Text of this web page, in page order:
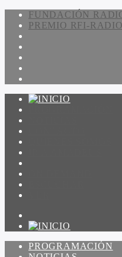
FUNDACIÓN
PREMIO RFI-
PROGRAMACIÓN